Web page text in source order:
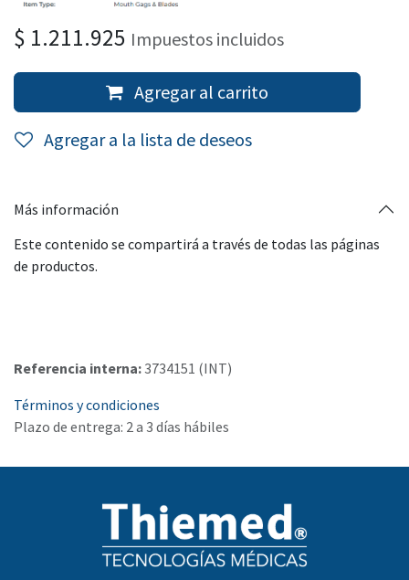
$ 1.211.925 Impuestos incluidos
Agregar al carrito
Agregar a la lista de deseos
Más información
Este contenido se compartirá a través de todas las páginas
de productos.
Referencia interna:3734151 (INT)
Términos y condiciones
Plazo de entrega: 2 a 3 días hábiles